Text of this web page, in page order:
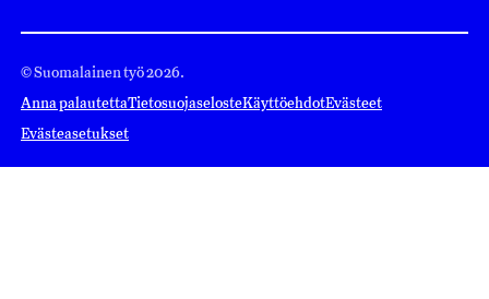
© Suomalainen työ 2026.
Anna palautettaTietosuojaselosteKäyttöehdotEvästeet
Evästeasetukset